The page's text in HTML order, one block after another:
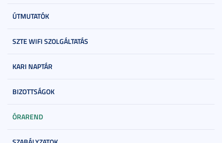
ÚTMUTATÓK
SZTE WIFI SZOLGÁLTATÁS
KARI NAPTÁR
BIZOTTSÁGOK
ÓRAREND